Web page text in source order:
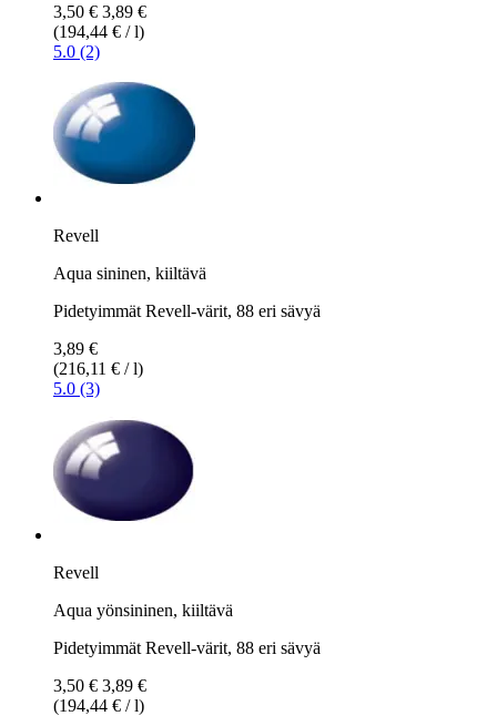
3,50 € 3,89 €
(194,44 € / l)
5.0 (2)
Revell
Aqua sininen, kiiltävä
Pidetyimmät Revell-värit, 88 eri sävyä
3,89 €
(216,11 € / l)
5.0 (3)
Revell
Aqua yönsininen, kiiltävä
Pidetyimmät Revell-värit, 88 eri sävyä
3,50 € 3,89 €
(194,44 € / l)